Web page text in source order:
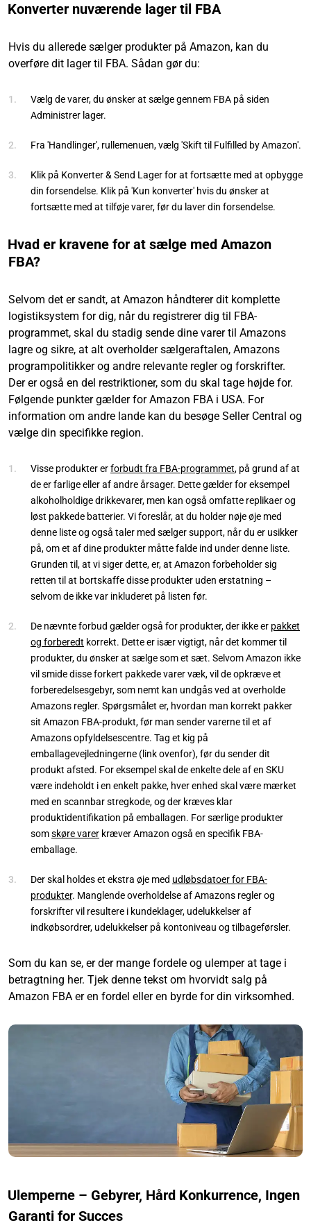
Konverter nuværende lager til FBA
Hvis du allerede sælger produkter på Amazon, kan du
overføre dit lager til FBA. Sådan gør du:
Vælg de varer, du ønsker at sælge gennem FBA på siden
Administrer lager.
Fra 'Handlinger', rullemenuen, vælg 'Skift til Fulfilled by Amazon'.
Klik på Konverter & Send Lager for at fortsætte med at opbygge
din forsendelse. Klik på 'Kun konverter' hvis du ønsker at
fortsætte med at tilføje varer, før du laver din forsendelse.
Hvad er kravene for at sælge med Amazon
FBA?
Selvom det er sandt, at Amazon håndterer dit komplette
logistiksystem for dig, når du registrerer dig til FBA-
programmet, skal du stadig sende dine varer til Amazons
lagre og sikre, at alt overholder sælgeraftalen, Amazons
programpolitikker og andre relevante regler og forskrifter.
Der er også en del restriktioner, som du skal tage højde for.
Følgende punkter gælder for Amazon FBA i USA. For
information om andre lande kan du besøge Seller Central og
vælge din specifikke region.
Visse produkter erforbudt fra FBA-programmet, på grund af at
de er farlige eller af andre årsager. Dette gælder for eksempel
alkoholholdige drikkevarer, men kan også omfatte replikaer og
løst pakkede batterier. Vi foreslår, at du holder nøje øje med
denne liste og også taler med sælger support, når du er usikker
på, om et af dine produkter måtte falde ind under denne liste.
Grunden til, at vi siger dette, er, at Amazon forbeholder sig
retten til at bortskaffe disse produkter uden erstatning –
selvom de ikke var inkluderet på listen før.
De nævnte forbud gælder også for produkter, der ikke er pakket
og forberedt korrekt. Dette er især vigtigt, når det kommer til
produkter, du ønsker at sælge som et sæt. Selvom Amazon ikke
vil smide disse forkert pakkede varer væk, vil de opkræve et
forberedelsesgebyr, som nemt kan undgås ved at overholde
Amazons regler. Spørgsmålet er, hvordan man korrekt pakker
sit Amazon FBA-produkt, før man sender varerne til et af
Amazons opfyldelsescentre. Tag et kig på
emballagevejledningerne (link ovenfor), før du sender dit
produkt afsted. For eksempel skal de enkelte dele af en SKU
være indeholdt i en enkelt pakke, hver enhed skal være mærket
med en scannbar stregkode, og der kræves klar
produktidentifikation på emballagen. For særlige produkter
somskøre varer kræver Amazon også en specifik FBA-
emballage.
Der skal holdes et ekstra øje med udløbsdatoer for FBA-
produkter. Manglende overholdelse af Amazons regler og
forskrifter vil resultere i kundeklager, udelukkelser af
indkøbsordrer, udelukkelser på kontoniveau og tilbageførsler.
Som du kan se, er der mange fordele og ulemper at tage i
betragtning her. Tjek denne tekst om hvorvidt salg på
Amazon FBA er en fordel eller en byrde for din virksomhed.
Ulemperne – Gebyrer, Hård Konkurrence, Ingen
Garanti for Succes